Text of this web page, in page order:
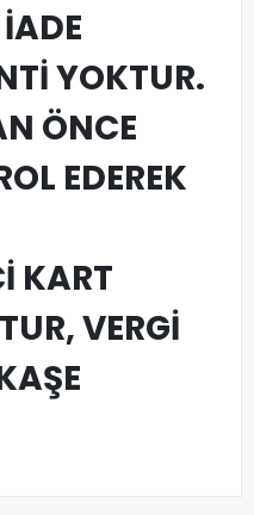
YOKTUR.
ÖNCE
EDEREK
KART
VERGİ